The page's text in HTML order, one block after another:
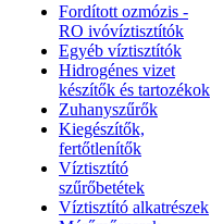
Fordított ozmózis -
RO ivóvíztisztítók
Egyéb víztisztítók
Hidrogénes vizet
készítők és tartozékok
Zuhanyszűrők
Kiegészítők,
fertőtlenítők
Víztisztító
szűrőbetétek
Víztisztító alkatrészek